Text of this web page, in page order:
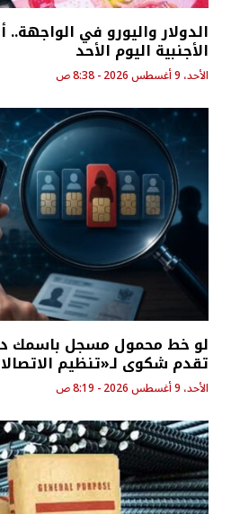
الدولار واليورو في
الأجنبية اليوم الأحد
الأحد، 9 أغسطس 2026 - 8:38 ص
لو خط محمول مسجل باسمك
تقدم شكوى لـ«تنظيم
الأحد، 9 أغسطس 2026 - 8:19 ص